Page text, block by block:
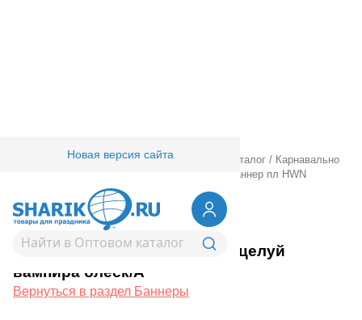
Новая версия сайта
Товары для праздника/ Оптовый каталог / Карнавально
Баннер пл HWN
Поцелуй вампира блеск/A
1505-1085Баннер пл HWN Поцелуй
вампира блеск/A
Вернуться в раздел Баннеры